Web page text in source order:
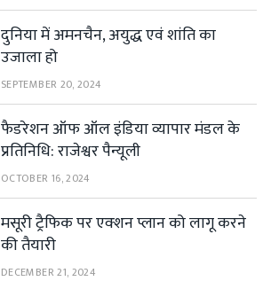
दुनिया में अमनचैन, अयुद्ध एवं शांति का
उजाला हो
SEPTEMBER 20, 2024
फैडरेशन ऑफ ऑल इंडिया व्यापार मंडल के
प्रतिनिधि: राजेश्वर पैन्यूली
OCTOBER 16, 2024
मसूरी ट्रैफिक पर एक्शन प्लान को लागू करने
की तैयारी
DECEMBER 21, 2024